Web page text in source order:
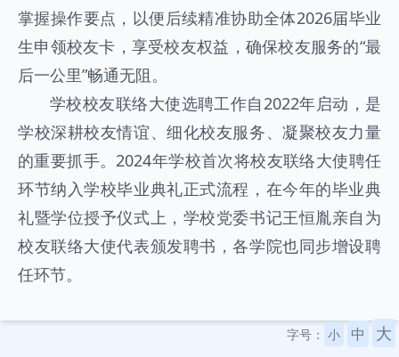
掌握操作要点，以便后续精准协助全体2026届毕业
生申领校友卡，享受校友权益，确保校友服务的“最
后一公里”畅通无阻。
学校校友联络大使选聘工作自2022年启动，是
学校深耕校友情谊、细化校友服务、凝聚校友力量
的重要抓手。2024年学校首次将校友联络大使聘任
环节纳入学校毕业典礼正式流程，在今年的毕业典
礼暨学位授予仪式上，学校党委书记王恒胤亲自为
校友联络大使代表颁发聘书，各学院也同步增设聘
任环节。
字号： 小 中 大